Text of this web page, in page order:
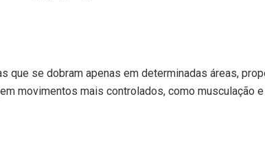
que se dobram apenas em determinadas áreas,
movimentos mais controlados, como musculação